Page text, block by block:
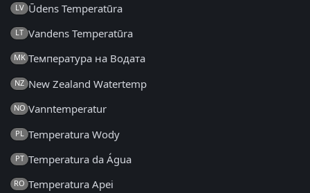
LV Ūdens Temperatūra
LT Vandens Temperatūra
MK Температура на Водата
NZ New Zealand Watertemp
NO Vanntemperatur
PL Temperatura Wody
PT Temperatura da Água
RO Temperatura Apei